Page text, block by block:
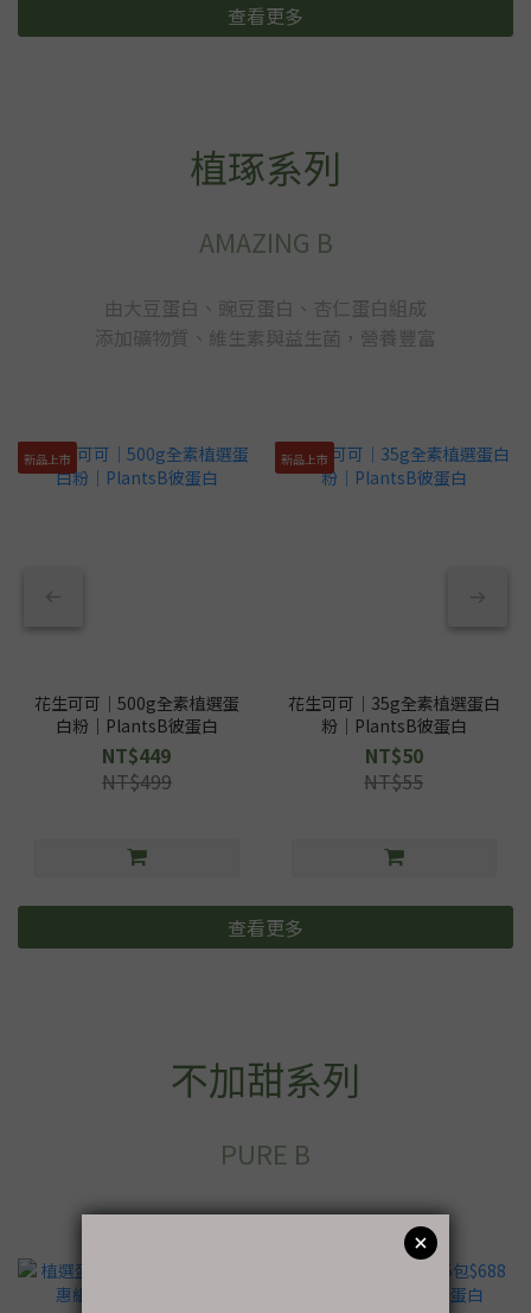
查看更多
植琢系列
AMAZING B
由大豆蛋白、豌豆蛋白、杏仁蛋白組成
添加礦物質、維生素與益生菌，營養豐富
新品上市
花生可可｜500g全素植選蛋
白粉｜PlantsB彼蛋白
NT$449
NT$499
新品上市
花生可可｜35g全素植選蛋白
粉｜PlantsB彼蛋白
NT$50
NT$55
查看更多
不加甜系列
PURE B